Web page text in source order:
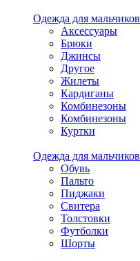
Одежда для мальчиков
Аксессуары
Брюки
Джинсы
Другое
Жилеты
Кардиганы
Комбинезоны
Комбинезоны
Куртки
Одежда для мальчиков
Обувь
Пальто
Пиджаки
Свитера
Толстовки
Футболки
Шорты